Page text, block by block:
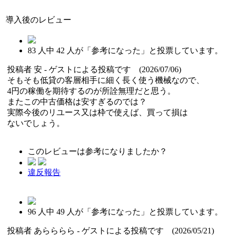
導入後のレビュー
83 人中 42 人が「参考になった」と投票しています。
投稿者 安 - ゲストによる投稿です (2026/07/06)
そもそも低貸の客層相手に細く長く使う機械なので、
4円の稼働を期待するのが所詮無理だと思う。
またこの中古価格は安すぎるのでは？
実際今後のリユース又は枠で使えば、買って損は
ないでしょう。
このレビューは参考になりましたか？
違反報告
96 人中 49 人が「参考になった」と投票しています。
投稿者 あらららら - ゲストによる投稿です (2026/05/21)